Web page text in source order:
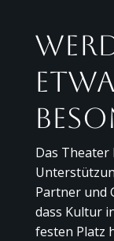
Das Theater
Partner und
dass Kultur
festen Platz